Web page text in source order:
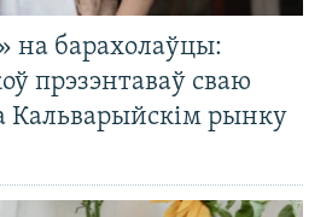
на барахолаўцы:
прэзэнтаваў сваю
Кальварыйскім рынку